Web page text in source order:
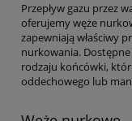
Przepływ gazu przez
oferujemy węże
zapewniają właściwy
nurkowania.
rodzaju końcówki,
oddechowego lub